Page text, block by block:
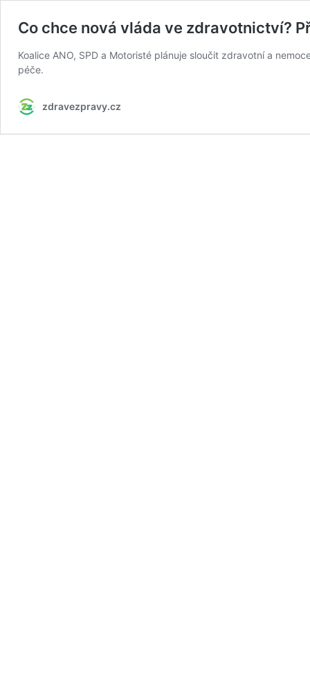
Co chce nová vláda ve zdravotnictví?
Koalice ANO, SPD a Motoristé plánuje sloučit zdravotní a
péče.
zdravezpravy.cz